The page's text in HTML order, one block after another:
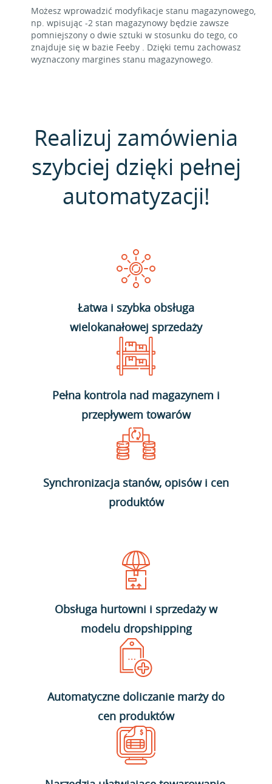
Możesz wprowadzić modyfikacje stanu magazynowego,
np. wpisując -2 stan magazynowy będzie zawsze
pomniejszony o dwie sztuki w stosunku do tego, co
znajduje się w bazie Feeby . Dzięki temu zachowasz
wyznaczony margines stanu magazynowego.
Realizuj zamówienia
szybciej dzięki pełnej
automatyzacji!
Łatwa i szybka obsługa
wielokanałowej sprzedaży
Pełna kontrola nad magazynem i
przepływem towarów
Synchronizacja stanów, opisów i cen
produktów
Obsługa hurtowni i sprzedaży w
modelu dropshipping
Automatyczne doliczanie marży do
cen produktów